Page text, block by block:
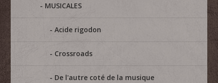
MUSICALES
Acide rigodon
Crossroads
De l'autre coté de la musique